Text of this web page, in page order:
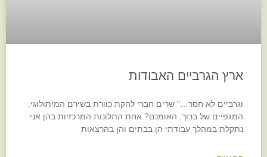
ארץ הגרביים האבודות
וגרביים לא חסר…" שרים חברי להקת כוורת בשירם המיתולוגי:
המגפיים של ברוך. האומנם? אחת התלונות המרכזיות בהן אני
נתקלת במהלך עבודתי הן בבתים והן בהרצאות